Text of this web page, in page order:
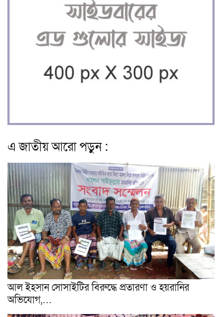
এ জাতীয় আরো পড়ুন :
আল ইহসান সোসাইটির বিরুদ্ধে প্রতারণা ও হয়রানির
অভিযোগ,…